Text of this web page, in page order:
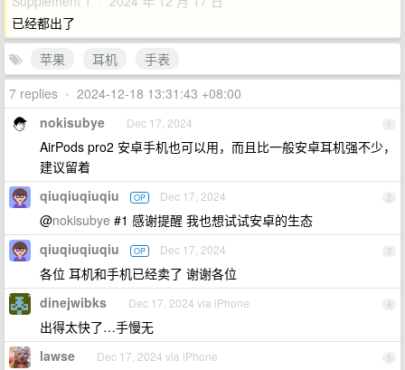
已经都出了
苹果
耳机
手表
7 replies • 2024-12-18 13:31:43 +08:00
1
nokisubye Dec 17, 2024
AirPods pro2 安卓手机也可以用，而且比一般安卓耳机强不少，
建议留着
2
qiuqiuqiuqiu OP Dec 17, 2024
@nokisubye #1 感谢提醒 我也想试试安卓的生态
3
qiuqiuqiuqiu OP Dec 17, 2024
各位 耳机和手机已经卖了 谢谢各位
4
dinejwibks Dec 17, 2024 via iPhone
出得太快了…手慢无
5
lawse Dec 17, 2024 via iPhone